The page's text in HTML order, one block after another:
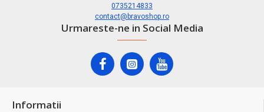
0735214833
contact@bravoshop.ro
Urmareste-ne in Social Media
Informatii